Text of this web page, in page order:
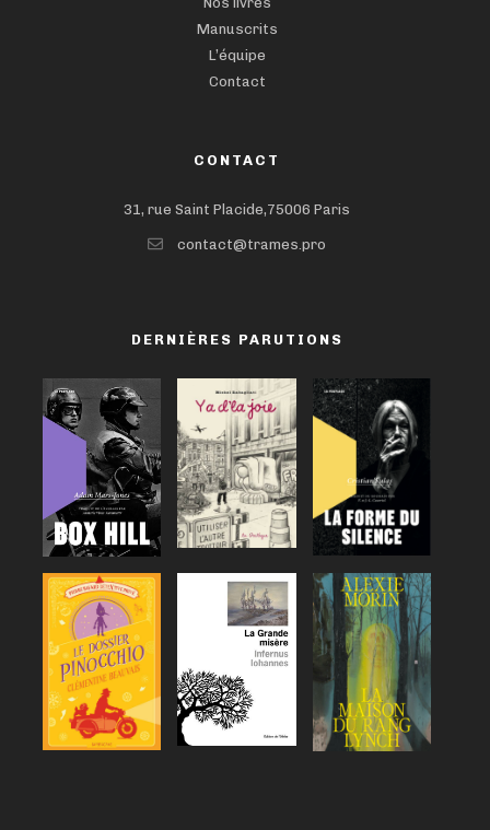
Manuscrits
L’équipe
Contact
CONTACT
31, rue Saint Placide,75006 Paris
contact@trames.pro
DERNIÈRES PARUTIONS